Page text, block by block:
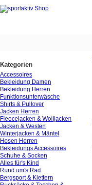
Kategorien
Accessoires
Bekleidung Damen
Bekleidung Herren
Funktionsunterwäsche
Shirts & Pullover
Jacken Herren
Fleecejacken & Wolljacken
Jacken & Westen
Winterjacken & Mäntel
Hosen Herren
Bekleidungs Accessoires
Schuhe & Socken
Alles für's Kind
Rund um's Rad
Bergsport & Klettern